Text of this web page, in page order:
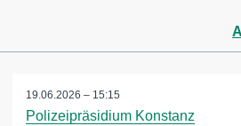
19.06.2026 – 15:15
Polizeipräsidium Konstanz